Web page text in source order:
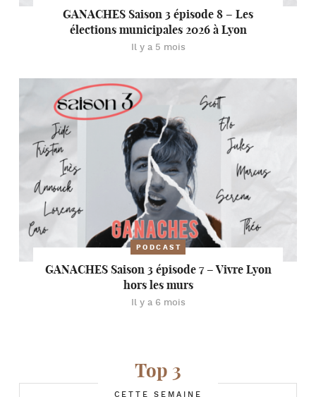
GANACHES Saison 3 épisode 8 – Les
élections municipales 2026 à Lyon
Il y a 5 mois
PODCAST
GANACHES Saison 3 épisode 7 – Vivre Lyon
hors les murs
Il y a 6 mois
Top 3
CETTE SEMAINE